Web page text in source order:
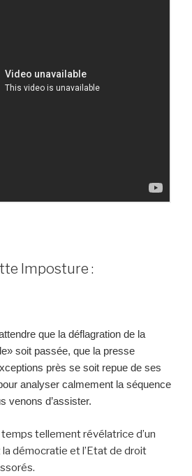
Imposture :
que la déflagration de la
soit passée, que la presse
près se soit repue de ses
analyser calmement la séquence
venons d’assister.
tellement révélatrice d’un
démocratie et l’Etat de droit